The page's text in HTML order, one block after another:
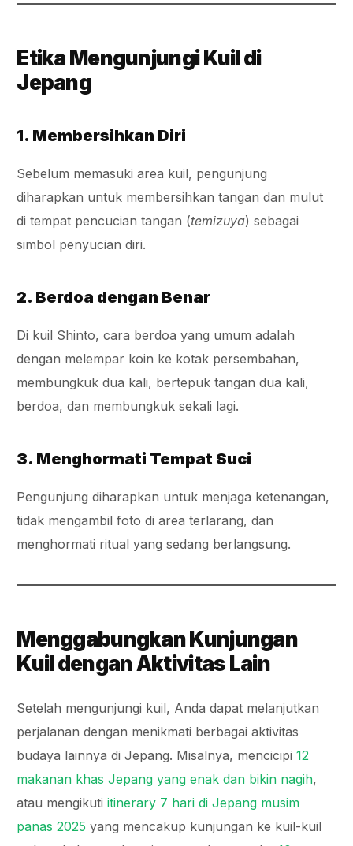
Etika Mengunjungi Kuil di
Jepang
1. Membersihkan Diri
Sebelum memasuki area kuil, pengunjung
diharapkan untuk membersihkan tangan dan mulut
di tempat pencucian tangan (temizuya) sebagai
simbol penyucian diri.
2. Berdoa dengan Benar
Di kuil Shinto, cara berdoa yang umum adalah
dengan melempar koin ke kotak persembahan,
membungkuk dua kali, bertepuk tangan dua kali,
berdoa, dan membungkuk sekali lagi.
3. Menghormati Tempat Suci
Pengunjung diharapkan untuk menjaga ketenangan,
tidak mengambil foto di area terlarang, dan
menghormati ritual yang sedang berlangsung.
Menggabungkan Kunjungan
Kuil dengan Aktivitas Lain
Setelah mengunjungi kuil, Anda dapat melanjutkan
perjalanan dengan menikmati berbagai aktivitas
budaya lainnya di Jepang. Misalnya, mencicipi12
makanan khas Jepang yang enak dan bikin nagih,
atau mengikutiitinerary 7 hari di Jepang musim
panas 2025 yang mencakup kunjungan ke kuil-kuil